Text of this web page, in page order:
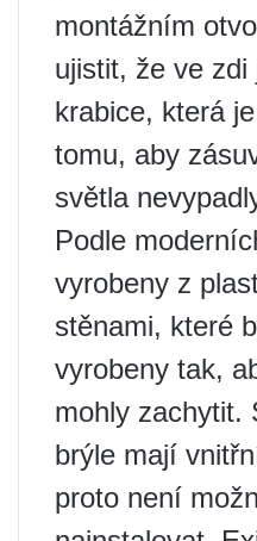
montážním
ujistit, že ve zdi
krabice, která
tomu, aby
světla
Podle
vyrobeny z
stěnami, které
vyrobeny tak,
mohly zachytit.
brýle mají
proto není